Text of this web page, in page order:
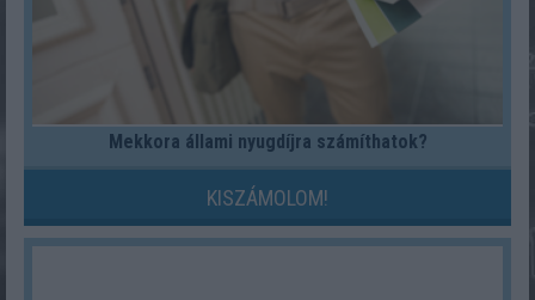
Mekkora állami nyugdíjra számíthatok?
KISZÁMOLOM!